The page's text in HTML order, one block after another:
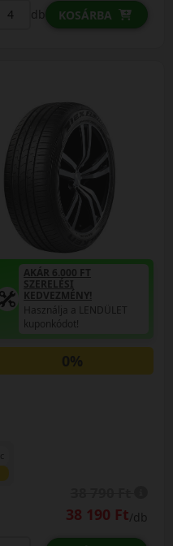
db KOSÁRBA
AKÁR 6.000 FT
SZERELÉSI
KEDVEZMÉNY!
Használja a LENDÜLET
kuponkódot!
0%
38 190 Ft/db